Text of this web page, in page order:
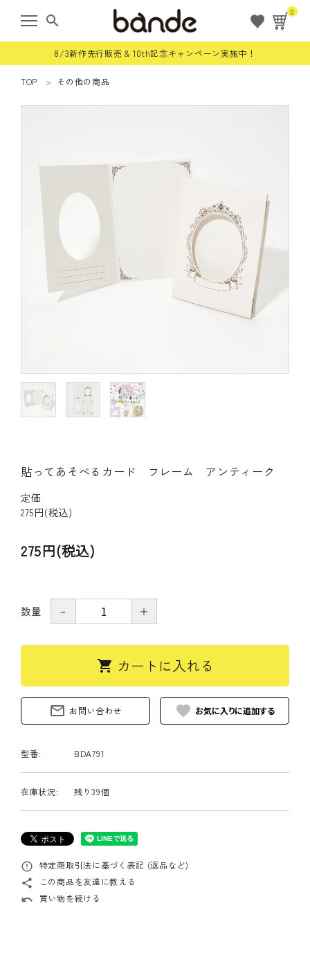
search
0
8/3新作先行販売 & 10th記念キャンペーン実施中！
すべての商品
ロールステッカー
bande stick
ご利用ガイド／よくあるご質問
マイページ
企業（法人）の皆様へ
TOP その他の商品
貼ってあそべるカード フレーム アンティーク
定価
275円(税込)
275円(税込)
数量 － ＋
shopping_cart カートに入れる
mail_outline お問い合わせ favorite
型番: BDA791
在庫状況: 残り39個
error_outline 特定商取引法に基づく表記 (返品など)
share この商品を友達に教える
undo 買い物を続ける